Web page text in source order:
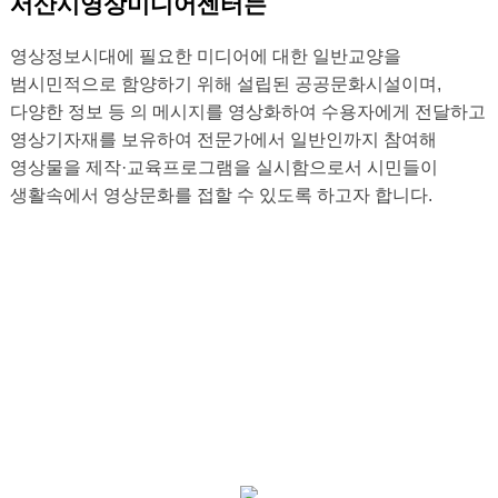
영상정보시대에 필요한 미디어에 대한 일반교양을
범시민적으로 함양하기 위해 설립된 공공문화시설이며,
다양한 정보 등 의 메시지를 영상화하여 수용자에게 전달하고
영상기자재를 보유하여 전문가에서 일반인까지 참여해
영상물을 제작·교육프로그램을 실시함으로서 시민들이
생활속에서 영상문화를 접할 수 있도록 하고자 합니다.